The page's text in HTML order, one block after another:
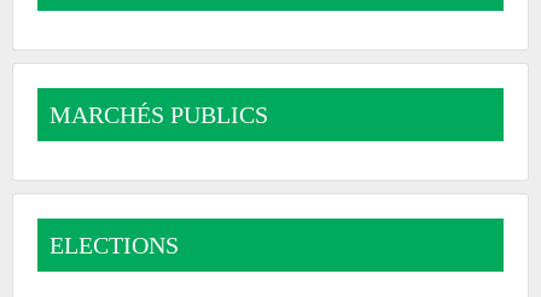
MARCHÉS PUBLICS
ELECTIONS